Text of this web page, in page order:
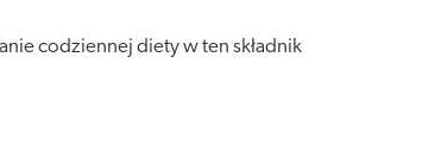
codziennej diety w ten składnik